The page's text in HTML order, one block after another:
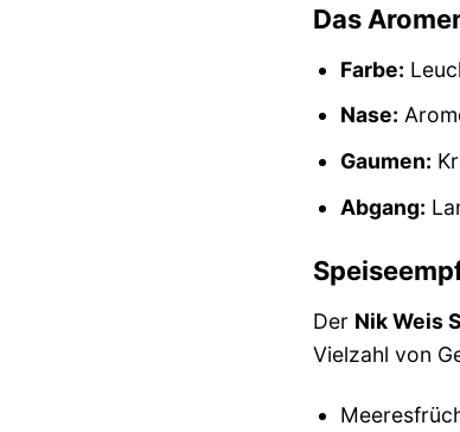
Das
Farbe:
Nase:
Gaumen:
Abgang:
Der Nik Weis
Vielzahl von